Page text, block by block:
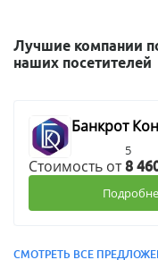
Лучшие компании
наших посетителей
Банкрот
5
Стоимость от8
СМОТРЕТЬ ВСЕ